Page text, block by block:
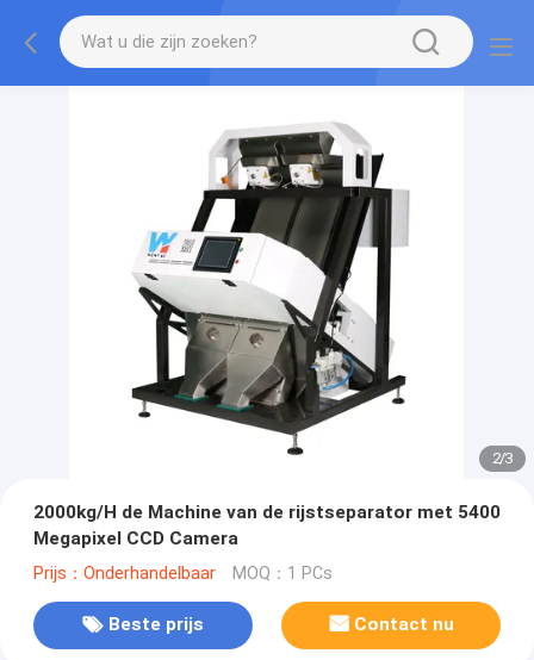
2/3
2000kg/H de Machine van de rijstseparator met 5400
Megapixel CCD Camera
Prijs：Onderhandelbaar MOQ：1 PCs
Beste prijs Contact nu